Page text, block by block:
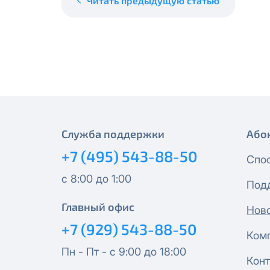
Служба поддержки
+7 (495) 543-88-50
с 8:00 до 1:00
Главный офис
+7 (929) 543-88-50
Пн - Пт - с 9:00 до 18:00
Спутник 40
Спутник 200
МойДом300
Эксклюзив
МойДом500